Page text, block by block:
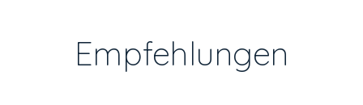
Empfehlungen